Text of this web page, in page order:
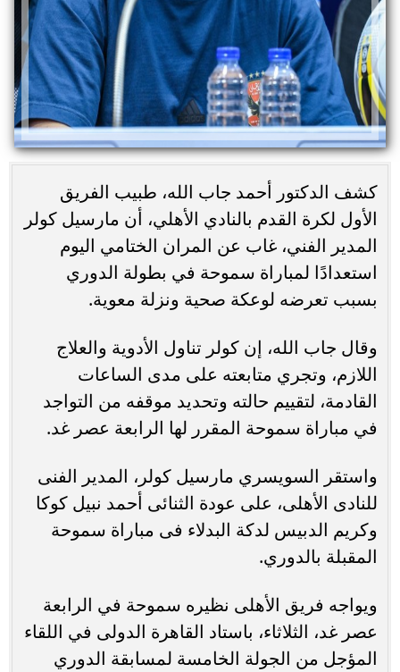
كشف الدكتور أحمد جاب الله، طبيب الفريق
الأول لكرة القدم بالنادي الأهلي، أن مارسيل كولر
المدير الفني، غاب عن المران الختامي اليوم
استعدادًا لمباراة سموحة في بطولة الدوري
بسبب تعرضه لوعكة صحية ونزلة معوية.
وقال جاب الله، إن كولر تناول الأدوية والعلاج
اللازم، وتجري متابعته على مدى الساعات
القادمة، لتقييم حالته وتحديد موقفه من التواجد
في مباراة سموحة المقرر لها الرابعة عصر غد.
واستقر السويسري مارسيل كولر، المدير الفنى
للنادى الأهلى، على عودة الثنائى أحمد نبيل كوكا
وكريم الدبيس لدكة البدلاء فى مباراة سموحة
المقبلة بالدوري.
ويواجه فريق الأهلى نظيره سموحة في الرابعة
عصر غد، الثلاثاء، باستاد القاهرة الدولى في اللقاء
المؤجل من الجولة الخامسة لمسابقة الدوري